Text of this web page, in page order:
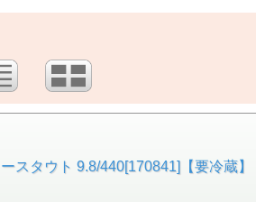
スタウト 9.8/440[170841]【要冷蔵】